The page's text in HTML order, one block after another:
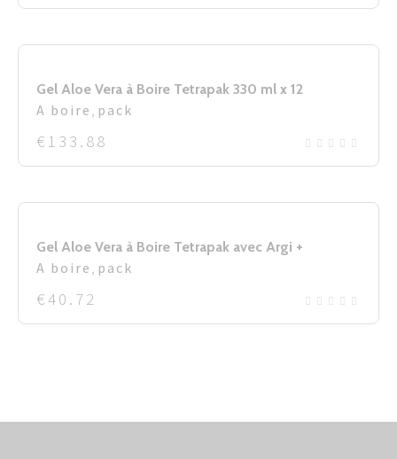
Gel Aloe Vera à Boire Tetrapak 330 ml x 12
A boire pack
€ 133.88
Gel Aloe Vera à Boire Tetrapak avec Argi +
A boire pack
€40.72